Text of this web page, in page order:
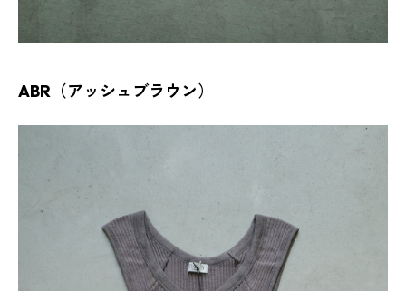
ABR（アッシュブラウン）